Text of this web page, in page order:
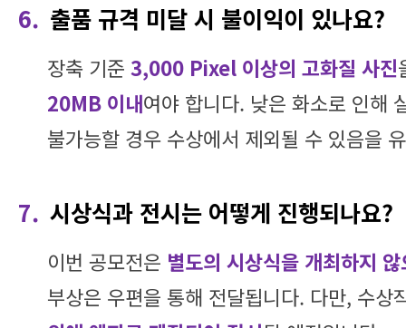
6. 출품 규격 미달 시 불이익이 있나요?
장축 기준 3,000 Pixel 이상의 고화질 사진
20MB 이내여야 합니다. 낮은 화소로 인해
불가능할 경우 수상에서 제외될 수 있음을
7. 시상식과 전시는 어떻게 진행되나요?
이번 공모전은 별도의 시상식을 개최하지
부상은 우편을 통해 전달됩니다. 다만, 수상